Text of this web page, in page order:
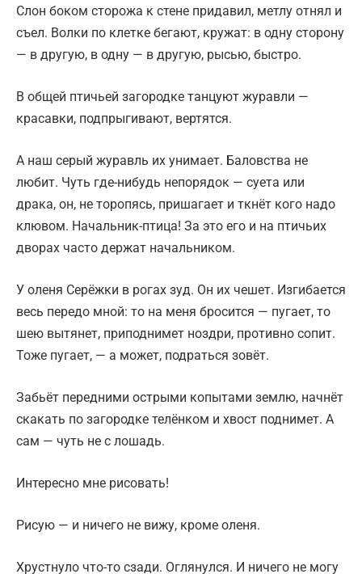
Слон боком сторожа к стене придавил, метлу отнял и
съел. Волки по клетке бегают, кружат: в одну сторону
— в другую, в одну — в другую, рысью, быстро.
В общей птичьей загородке танцуют журавли —
красавки, подпрыгивают, вертятся.
А наш серый журавль их унимает. Баловства не
любит. Чуть где-нибудь непорядок — суета или
драка, он, не торопясь, пришагает и ткнёт кого надо
клювом. Начальник-птица! За это его и на птичьих
дворах часто держат начальником.
У оленя Серёжки в рогах зуд. Он их чешет. Изгибается
весь передо мной: то на меня бросится — пугает, то
шею вытянет, приподнимет ноздри, противно сопит.
Тоже пугает, — а может, подраться зовёт.
Забьёт передними острыми копытами землю, начнёт
скакать по загородке телёнком и хвост поднимет. А
сам — чуть не с лошадь.
Интересно мне рисовать!
Рисую — и ничего не вижу, кроме оленя.
Хрустнуло что-то сзади. Оглянулся. И ничего не могу